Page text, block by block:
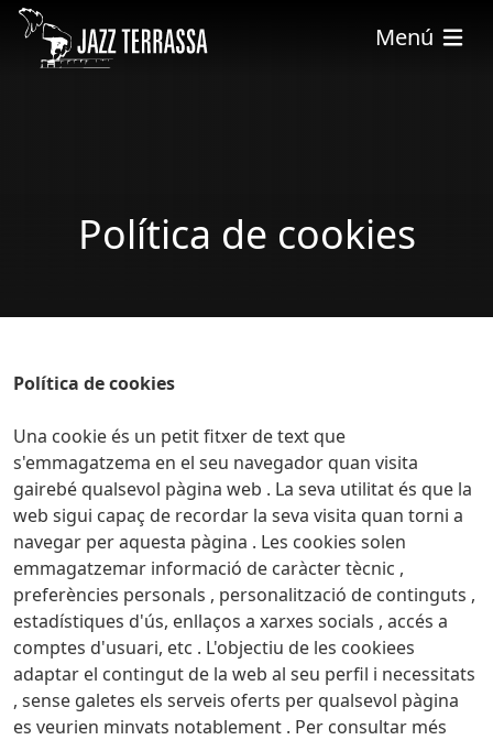
Pasar al contenido principal
Menú
Política de cookies
Política de cookies
Una cookie és un petit fitxer de text que
s'emmagatzema en el seu navegador quan visita
gairebé qualsevol pàgina web . La seva utilitat és que la
web sigui capaç de recordar la seva visita quan torni a
navegar per aquesta pàgina . Les cookies solen
emmagatzemar informació de caràcter tècnic ,
preferències personals , personalització de continguts ,
estadístiques d'ús, enllaços a xarxes socials , accés a
comptes d'usuari, etc . L'objectiu de les cookiees
adaptar el contingut de la web al seu perfil i necessitats
, sense galetes els serveis oferts per qualsevol pàgina
es veurien minvats notablement . Per consultar més